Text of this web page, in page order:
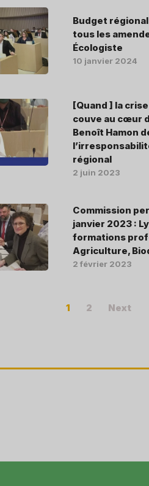
Budget
tous les
Écologiste
10 janvier 2024
[Quand ] la
couve au cœur
Benoît Hamon
régional
2 juin 2023
Commission
janvier 2023 :
formations
Agriculture,
2 février 2023
1 2 Next